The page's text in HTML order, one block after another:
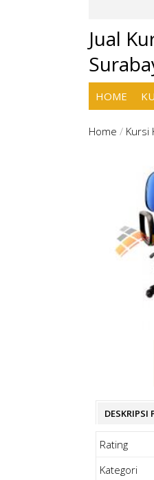
Jual
HOME
Home / Kursi
DESKRIPSI
Rating
Kategori